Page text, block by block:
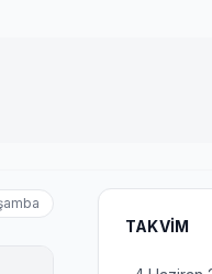
TAKVIM